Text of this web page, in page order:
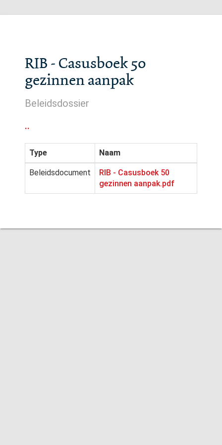
RIB - Casusboek 50
gezinnen aanpak
Beleidsdossier
..
Type Naam
Beleidsdocument
RIB - Casusboek 50
gezinnen aanpak.pdf